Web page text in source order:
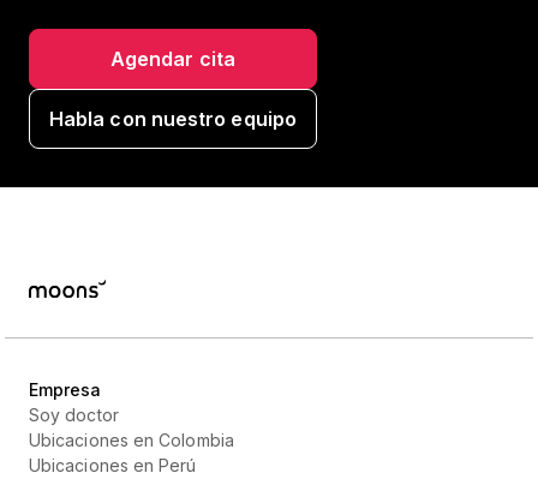
Agendar cita
Habla con nuestro equipo
Empresa
Soy doctor
Ubicaciones en Colombia
Ubicaciones en Perú